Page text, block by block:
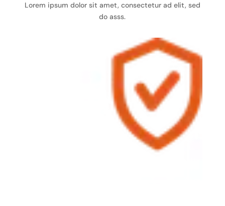
Lorem ipsum dolor sit amet, consectetur ad elit, sed
do asss.